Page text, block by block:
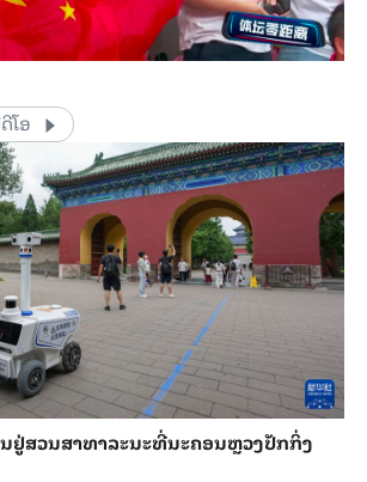
ໂອ
ຢູ່​ສວນ​ສາ​ທາ​ລະ​ນະ​ທີ່​ນະ​ຄອນຫຼວງ​ປັກ​ກິ່ງ​